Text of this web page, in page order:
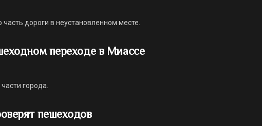
дороги в неустановленном месте.
переходе в Миассе
города.
пешеходов